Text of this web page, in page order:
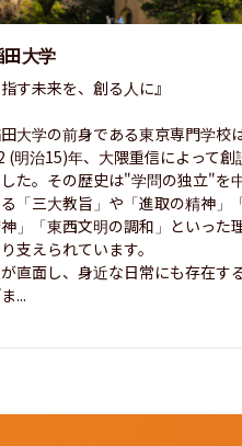
大学
指す未来を、創る人に』
大学の前身である東京専門学校
(明治15)年、大隈重信によって創
た。その歴史は"学問の独立"を
「三大教旨」や「進取の精神」
」「東西文明の調和」といった
支えられています。
直面し、身近な日常にも存在す
...